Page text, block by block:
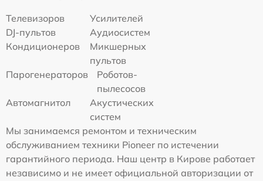
Телевизоров
Усилителей
DJ-пультов
Аудиосистем
Кондиционеров
Микшерных
пультов
Парогенераторов
Роботов-
пылесосов
Автомагнитол
Акустических
систем
Мы занимаемся ремонтом и техническим
обслуживанием техники Pioneer по истечении
гарантийного периода. Наш центр в Кирове работает
независимо и не имеет официальной авторизации от